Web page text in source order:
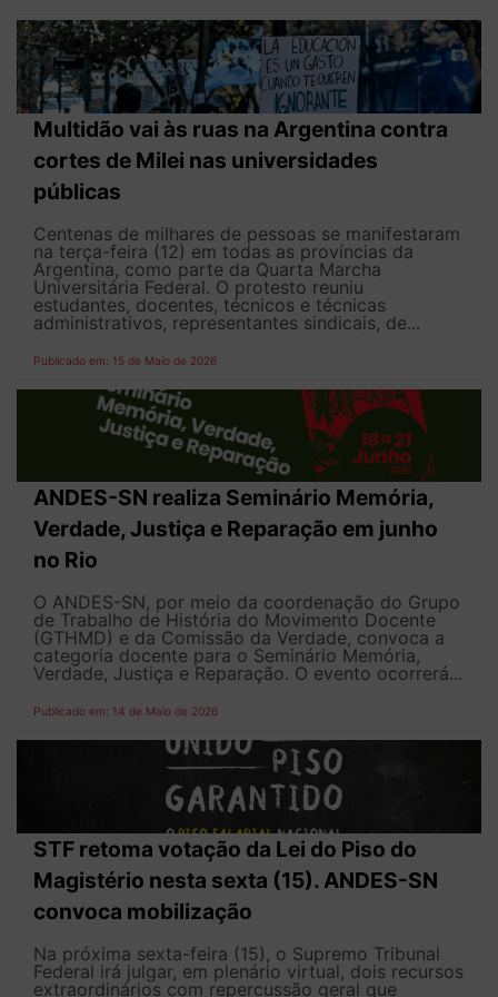
Multidão vai às ruas na Argentina contra
cortes de Milei nas universidades
públicas
Centenas de milhares de pessoas se manifestaram
na terça-feira (12) em todas as províncias da
Argentina, como parte da Quarta Marcha
Universitária Federal. O protesto reuniu
estudantes, docentes, técnicos e técnicas
administrativos, representantes sindicais, de...
Publicado em: 15 de Maio de 2026
ANDES-SN realiza Seminário Memória,
Verdade, Justiça e Reparação em junho
no Rio
O ANDES-SN, por meio da coordenação do Grupo
de Trabalho de História do Movimento Docente
(GTHMD) e da Comissão da Verdade, convoca a
categoria docente para o Seminário Memória,
Verdade, Justiça e Reparação. O evento ocorrerá...
Publicado em: 14 de Maio de 2026
STF retoma votação da Lei do Piso do
Magistério nesta sexta (15). ANDES-SN
convoca mobilização
Na próxima sexta-feira (15), o Supremo Tribunal
Federal irá julgar, em plenário virtual, dois recursos
extraordinários com repercussão geral que